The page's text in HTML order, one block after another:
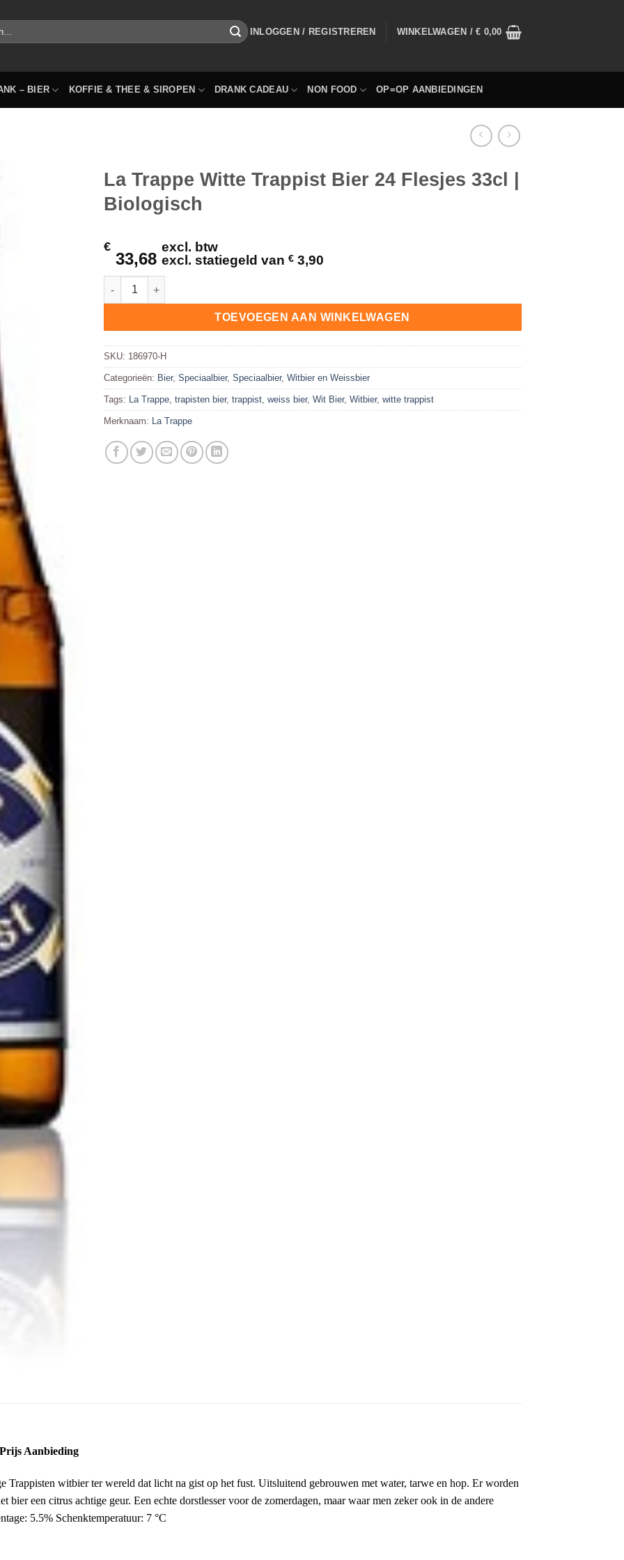
INLOGGEN / REGISTREREN WINKELWAGEN /€ 0,00
– BIER KOFFIE & THEE & SIROPEN DRANK CADEAU NON FOOD OP=OP AANBIEDINGEN
La Trappe Witte Trappist Bier 24 Flesjes 33cl |
Biologisch
€
33,68
excl. btw
excl. statiegeld van € 3,90
La Trappe Witte Trappist Bier 24 Flesjes 33cl | Biologisch hoeveelheid
TOEVOEGEN AAN WINKELWAGEN
SKU: 186970-H
Categorieën: Bier, Speciaalbier, Speciaalbier, Witbier en Weissbier
Tags: La Trappe trapisten bier, trappist weiss bier, Wit Bier, Witbier, witte trappist
Merknaam: La Trappe
Aanbieding
Trappisten witbier ter wereld dat licht na gist op het fust. Uitsluitend gebrouwen met water, tarwe en hop. Er worden
bier een citrus achtige geur. Een echte dorstlesser voor de zomerdagen, maar waar men zeker ook in de andere
5.5% Schenktemperatuur: 7 °C